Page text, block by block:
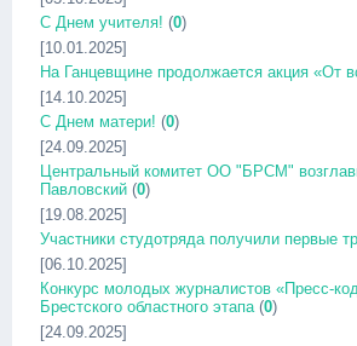
С Днем учителя! (0)
[10.01.2025]
На Ганцевщине продолжается акция «От
[14.10.2025]
С Днем матери! (0)
[24.09.2025]
Центральный комитет ОО "БРСМ"
Павловский (0)
[19.08.2025]
Участники студотряда получили первые
[06.10.2025]
Конкурс молодых журналистов «Пресс-
Брестского областного этапа (0)
[24.09.2025]